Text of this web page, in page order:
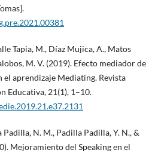
Tapia, M., Díaz Mujica, A., Matos
M. V. (2019). Efecto mediador de
aprendizaje Mediating. Revista
Educativa, 21(1), 1–10.
N. M., Padilla Padilla, Y. N., &
Mejoramiento del Speaking en el